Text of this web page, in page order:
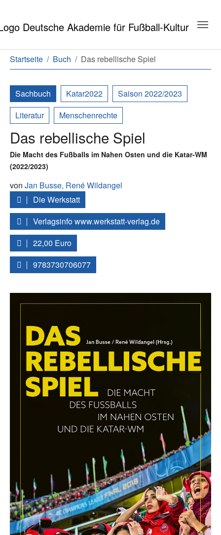
Sie sind hier:
Startseite Buch Das rebellische Spiel
Sachbuch Katar2022
Saison 2022/2023
Literatur
Menschenrechte
Das rebellische Spiel
Die Macht des Fußballs im Nahen Osten und die Katar-WM
(2022/2023)
von Jan Busse, René Wildangel
Die Werkstatt
Verlagsinfo www.werkstatt-verlag.de
22,00 Euro
9783730706077